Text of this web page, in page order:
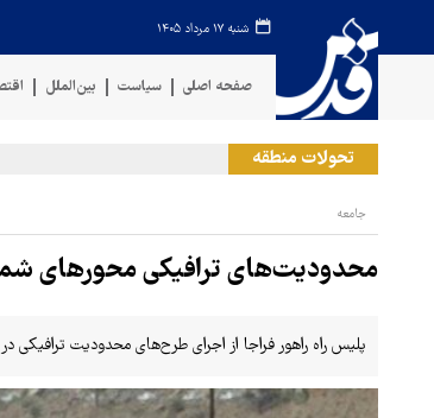
شنبه ۱۷ مرداد ۱۴۰۵
صفحه اصلی سیاست بین‌الملل
تحولات منطقه
جامعه
محدودیت‌های ترافیکی محورهای
پلیس راه راهور فراجا از اجرای طرح‌های محدودیت ترافیکی